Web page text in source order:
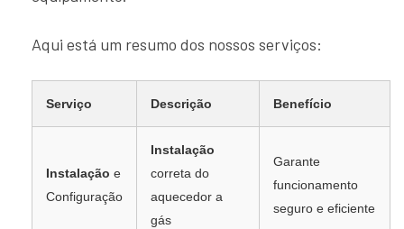
Aqui está um resumo dos nossos serviços:
Serviço Descrição Benefício
Instalação e
Configuração
Instalação
correta do
aquecedor a
gás
Garante
funcionamento
seguro e eficiente